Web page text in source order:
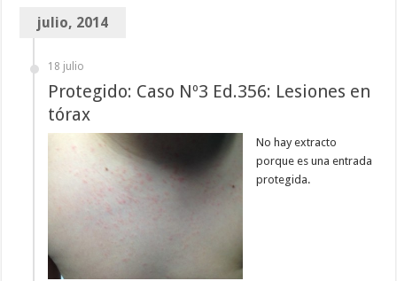
julio, 2014
18 julio
Protegido: Caso Nº3 Ed.356: Lesiones en
tórax
No hay extracto
porque es una entrada
protegida.